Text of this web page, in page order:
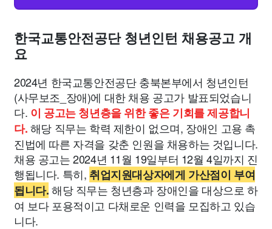
한국교통안전공단 청년인턴 채용공고 개
요
2024년 한국교통안전공단 충북본부에서 청년인턴
(사무보조_장애)에 대한 채용 공고가 발표되었습니
다. 이 공고는 청년층을 위한 좋은 기회를 제공합니
다.해당 직무는 학력 제한이 없으며, 장애인 고용 촉
진법에 따른 자격을 갖춘 인원을 채용하는 것입니다.
채용 공고는 2024년 11월 19일부터 12월 4일까지 진
행됩니다. 특히, 취업지원대상자에게 가산점이 부여
됩니다.해당 직무는 청년층과 장애인을 대상으로 하
여 보다 포용적이고 다채로운 인력을 모집하고 있습
니다.